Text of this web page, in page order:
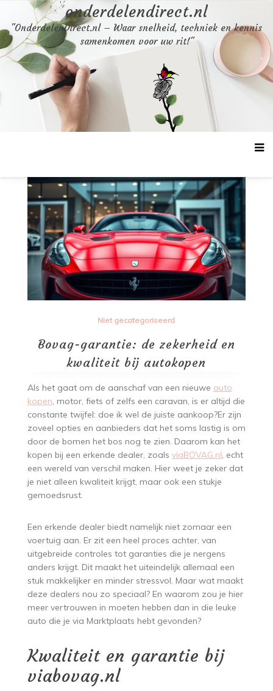
content
onderdelendirect.nl
"OnderdelenDirect.nl – Waar snelheid, techniek en kennis
samenkomen voor uw rit!"
Niet gecategoriseerd
Bovag-garantie: de zekerheid en
kwaliteit bij autokopen
Als het gaat om de aanschaf van een nieuwe auto
kopen, motor, fiets of zelfs een caravan, is er altijd die
constante twijfel: doe ik wel de juiste aankoop?Er zijn
zoveel opties en aanbieders dat het soms lastig is om
door de bomen het bos nog te zien. Daarom kan het
kopen bij een erkende dealer, zoals viaBOVAG.nl, echt
een wereld van verschil maken. Hier weet je zeker dat
je niet alleen kwaliteit krijgt, maar ook een stukje
gemoedsrust.
Een erkende dealer biedt namelijk niet zomaar een
voertuig aan. Er zit een heel proces achter, van
uitgebreide controles tot garanties die je nergens
anders krijgt. Dit maakt het uiteindelijk allemaal een
stuk makkelijker en minder stressvol. Maar wat maakt
deze dealers nou zo speciaal? En waarom zou je hier
meer vertrouwen in moeten hebben dan in die leuke
auto die je via Marktplaats hebt gevonden?
Kwaliteit en garantie bij
viabovag.nl